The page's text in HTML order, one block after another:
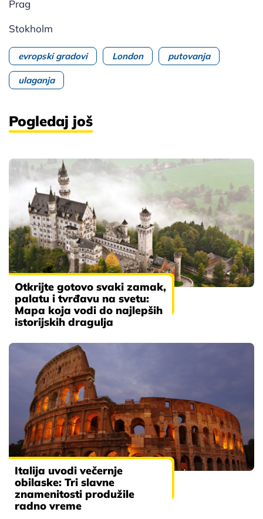
Prag
Stokholm
evropski gradovi London putovanja
ulaganja
Pogledaj još
Otkrijte gotovo svaki zamak,
palatu i tvrđavu na svetu:
Mapa koja vodi do najlepših
istorijskih dragulja
Italija uvodi večernje
obilaske: Tri slavne
znamenitosti produžile
radno vreme